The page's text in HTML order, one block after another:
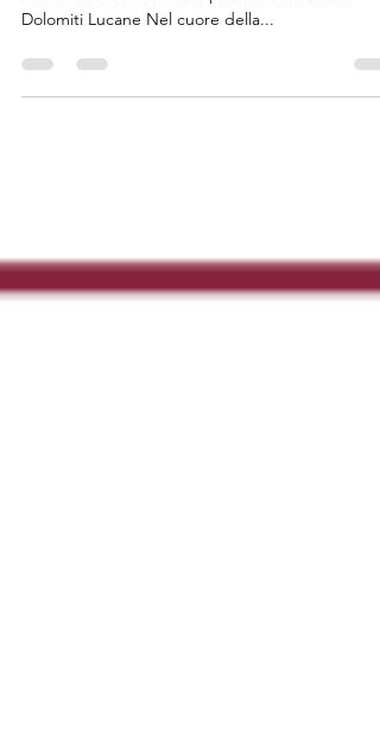
Justa Olio Extra Vergine di Oliva da Monocultivar
Dolomiti Lucane Nel cuore della...